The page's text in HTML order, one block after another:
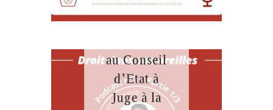
De
au Conseil
d’Etat à
Juge à la